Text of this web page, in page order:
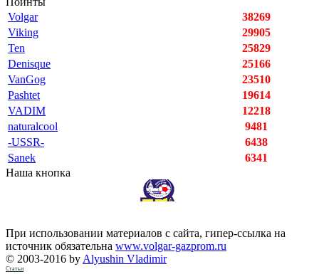
Volgar
38269
Viking
29905
Ten
25829
Denisque
25166
VanGog
23510
Pashtet
19614
VADIM
12218
naturalcool
9481
-USSR-
6438
Sanek
6341
Наша кнопка
При использовании материалов с сайта, гипер-ссылка на
источник обязательна www.volgar-gazprom.ru
© 2003-2016 by Alyushin Vladimir
Статьи